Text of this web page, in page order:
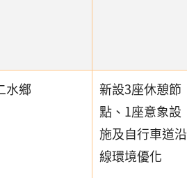
水鄉
新設3座休憩節
點、1座意象設
施及自行車道沿
線環境優化